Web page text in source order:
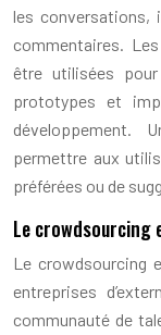
les conversations,
commentaires.
être utilisées
prototypes et
développement.
permettre aux
préférées ou de
Le crowdsourcing
Le crowdsourcing
entreprises
communauté de